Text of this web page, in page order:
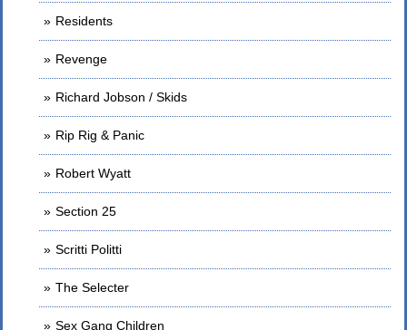
Residents
Revenge
Richard Jobson / Skids
Rip Rig & Panic
Robert Wyatt
Section 25
Scritti Politti
The Selecter
Sex Gang Children